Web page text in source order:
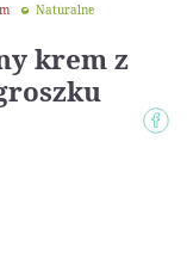
krem z
Naturalne